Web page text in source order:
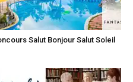
Salut Bonjour Salut Soleil